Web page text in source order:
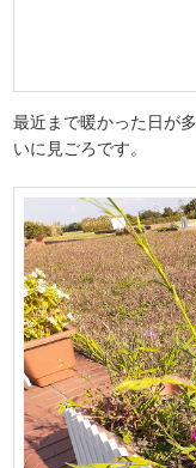
最近まで暖かった日が
いに見ごろです。